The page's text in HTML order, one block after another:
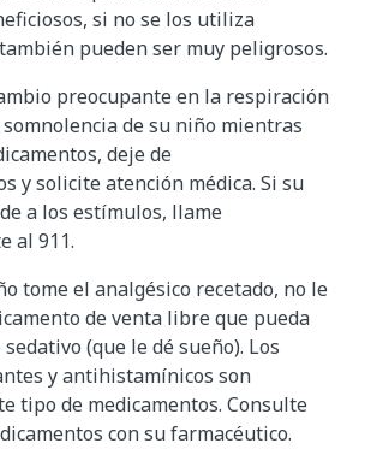
si no se los utiliza
pueden ser muy peligrosos.
preocupante en la respiración
de su niño mientras
deje de
y solicite atención médica. Si su
a los estímulos, llame
al 911.
tome el analgésico recetado, no le
de venta libre que pueda
(que le dé sueño). Los
y antihistamínicos son
tipo de medicamentos. Consulte
con su farmacéutico.